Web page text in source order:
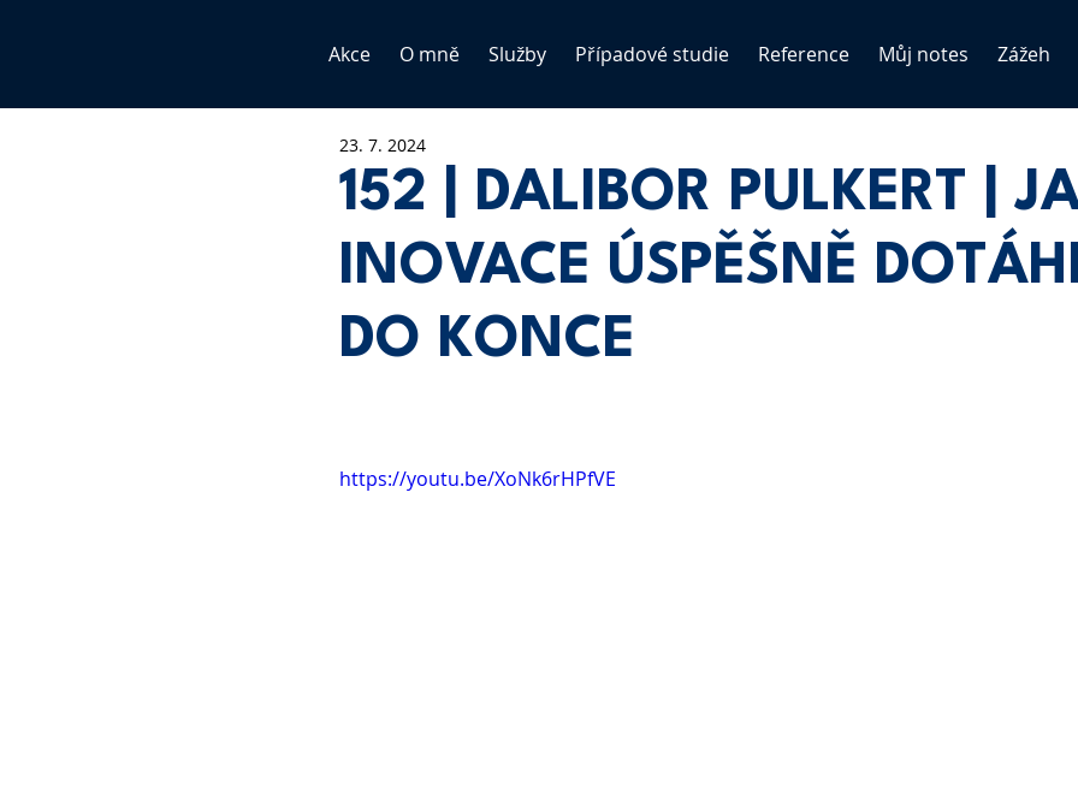
Akce O mně Služby Případové studie Reference Můj notes Zážeh
152 | DALIBOR PULKERT |
INOVACE ÚSPĚŠNĚ
DO KONCE
23. 7. 2024
https://youtu.be/XoNk6rHPfVE